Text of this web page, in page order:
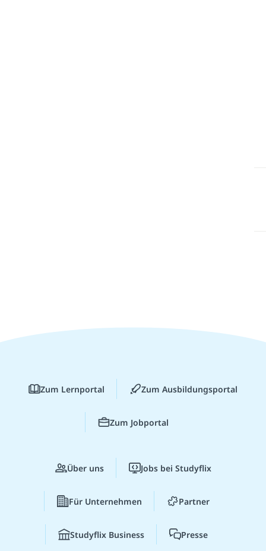
Zum Lernportal Zum Ausbildungsportal
Zum Jobportal
Über uns Jobs bei Studyflix
Für Unternehmen Partner
Studyflix Business Presse